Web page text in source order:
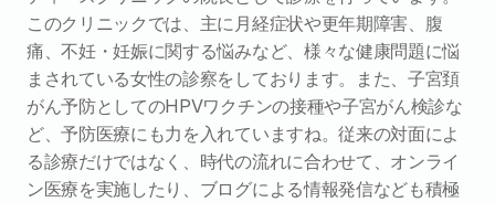
このクリニックでは、主に月経症状や更年期障害、腹
痛、不妊・妊娠に関する悩みなど、様々な健康問題に悩
まされている女性の診察をしております。また、子宮頚
がん予防としてのHPVワクチンの接種や子宮がん検診な
ど、予防医療にも力を入れていますね。従来の対面によ
る診療だけではなく、時代の流れに合わせて、オンライ
ン医療を実施したり、ブログによる情報発信なども積極